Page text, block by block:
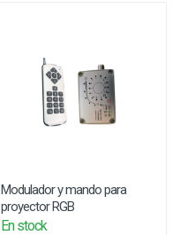
Modulador y mando para
proyector RGB
En stock